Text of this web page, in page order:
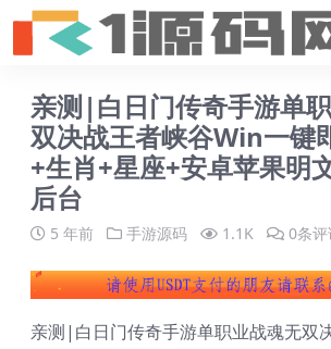
亲测|白日门传奇手游单
双决战王者峡谷Win一键
+生肖+星座+安卓苹果明
后台
5 年前 手游源码 1.1K 0条评
亲测|白日门传奇手游单职业战魂无双